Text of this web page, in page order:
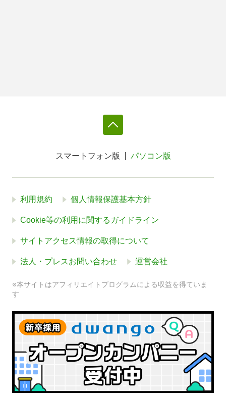
スマートフォン版 パソコン版
利用規約 個人情報保護基本方針
Cookie等の利用に関するガイドライン
サイトアクセス情報の取得について
法人・プレスお問い合わせ 運営会社
※本サイトはアフィリエイトプログラムによる収益を得ていま
す